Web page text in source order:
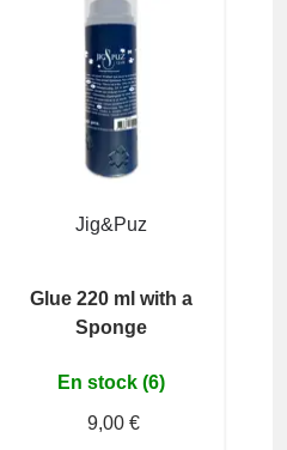
Jig&Puz
Glue 220 ml with a
Sponge
En stock (6)
9,00 €